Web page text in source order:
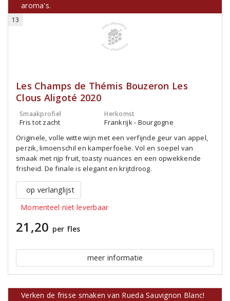
aroma's.
13
Les Champs de Thémis Bouzeron Les
Clous Aligoté 2020
Smaakprofiel
Fris tot zacht
Herkomst
Frankrijk - Bourgogne
Originele, volle witte wijn met een verfijnde geur van appel,
perzik, limoenschil en kamperfoelie. Vol en soepel van
smaak met rijp fruit, toasty nuances en een opwekkende
frisheid. De finale is elegant en krijtdroog.
op verlanglijst
Momenteel niet leverbaar
21,20 per fles
meer informatie
Verken de frisse smaken van Rueda Sauvignon Blanc!